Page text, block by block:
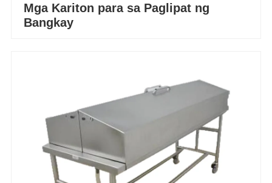
Mga Kariton para sa Paglipat ng
Bangkay